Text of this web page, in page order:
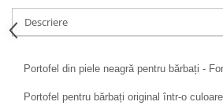
Descriere
Portofel din piele neagră pentru bărbați -
Portofel pentru bărbați original într-o